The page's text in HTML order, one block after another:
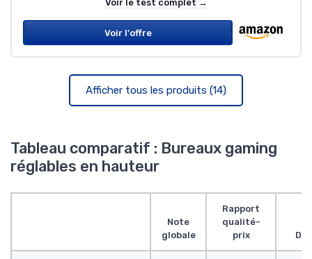
Voir le test complet →
Voir l'offre
Afficher tous les produits (14)
Tableau comparatif : Bureaux gaming
réglables en hauteur
Note
globale
Rapport
qualité-
prix